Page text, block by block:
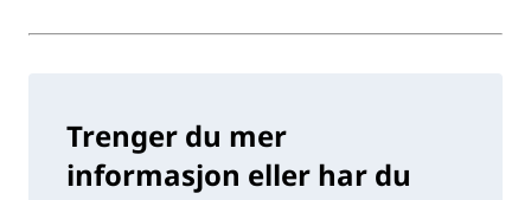
Trenger du mer
informasjon eller har du